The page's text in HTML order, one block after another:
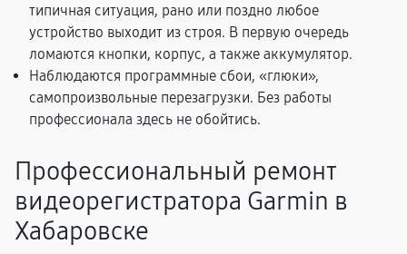
типичная ситуация, рано или поздно любое
устройство выходит из строя. В первую очередь
ломаются кнопки, корпус, а также аккумулятор.
Наблюдаются программные сбои, «глюки»,
самопроизвольные перезагрузки. Без работы
профессионала здесь не обойтись.
Профессиональный ремонт
видеорегистратора Garmin в
Хабаровске